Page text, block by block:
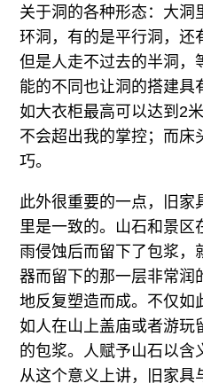
关于洞的各种形态：大洞
环洞，有的是平行洞，还
但是人走不过去的半洞，
能的不同也让洞的搭建具
如大衣柜最高可以达到2
不会超出我的掌控；而床
巧。
此外很重要的一点，旧家
里是一致的。山石和景区
雨侵蚀后而留下了包浆，
器而留下的那一层非常润
地反复塑造而成。不仅
如人在山上盖庙或者游
的包浆。人赋予山石以含
从这个意义上讲，旧家具